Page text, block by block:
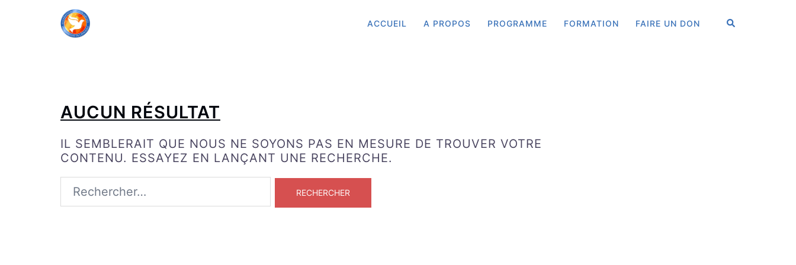
CONTENU
ACCUEIL A PROPOS PROGRAMME FORMATION FAIRE UN DON RECHERCHER
AUCUN RÉSULTAT
IL SEMBLERAIT QUE NOUS NE SOYONS PAS EN MESURE DE TROUVER VOTRE
CONTENU. ESSAYEZ EN LANÇANT UNE RECHERCHE.
RECHERCHER :